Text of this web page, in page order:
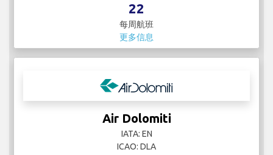
22
每周航班
更多信息
Air Dolomiti
IATA: EN
ICAO: DLA